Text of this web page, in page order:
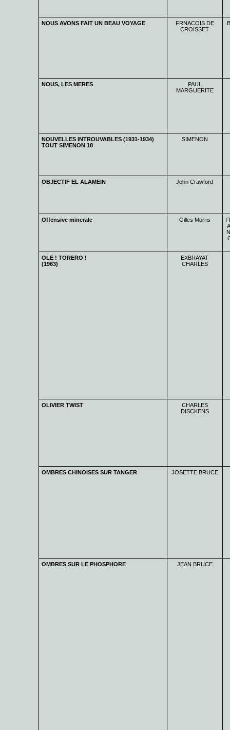
NOUS AVONS FAIT UN BEAU VOYAGE
FRNACOIS DE
CROISSET
NOUS, LES MERES
PAUL
MARGUERITE
NOUVELLES INTROUVABLES (1931-1934)
TOUT SIMENON 18
SIMENON
OBJECTIF EL ALAMEIN John Crawford
Offensive minerale Gilles Morris
OLE ! TORERO !
(1963)
EXBRAYAT
CHARLES
OLIVIER TWIST
CHARLES
DISCKENS
OMBRES CHINOISES SUR TANGER JOSETTE BRUCE
OMBRES SUR LE PHOSPHORE JEAN BRUCE